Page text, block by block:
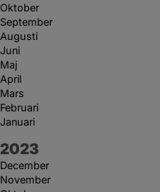
Oktober
September
Augusti
Juni
Maj
April
Mars
Februari
Januari
År:
2023
December
November